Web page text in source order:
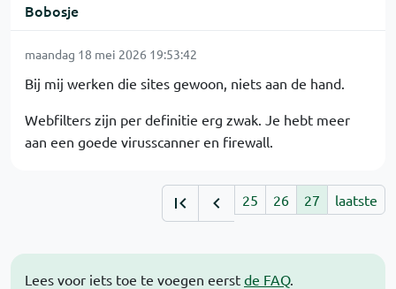
Lees voor iets toe te voegen eerst de FAQ.
Bobosje
maandag 18 mei 2026 19:53:42
Bij mij werken die sites gewoon, niets aan de hand.
Webfilters zijn per definitie erg zwak. Je hebt meer
aan een goede virusscanner en firewall.
25 26 27 laatste